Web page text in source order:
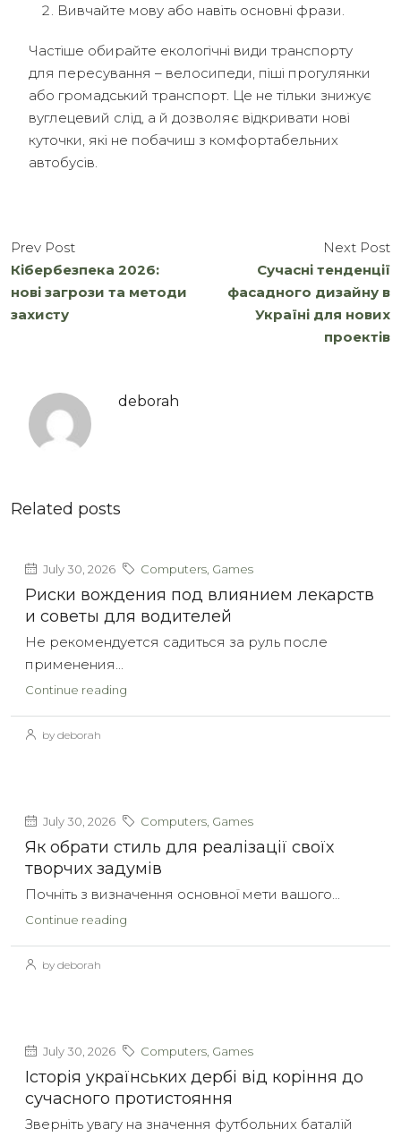
Вивчайте мову або навіть основні фрази.
Частіше обирайте екологічні види транспорту
для пересування – велосипеди, піші прогулянки
або громадський транспорт. Це не тільки знижує
вуглецевий слід, а й дозволяє відкривати нові
куточки, які не побачиш з комфортабельних
автобусів.
Prev Post
Кібербезпека 2026:
нові загрози та методи
захисту
Next Post
Сучасні тенденції
фасадного дизайну в
Україні для нових
проектів
deborah
Related posts
July 30, 2026 Computers, Games
Риски вождения под влиянием лекарств
и советы для водителей
Не рекомендуется садиться за руль после
применения...
Continue reading
by deborah
July 30, 2026 Computers, Games
Як обрати стиль для реалізації своїх
творчих задумів
Почніть з визначення основної мети вашого...
Continue reading
by deborah
July 30, 2026 Computers, Games
Історія українських дербі від коріння до
сучасного протистояння
Зверніть увагу на значення футбольних баталій